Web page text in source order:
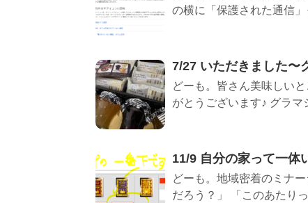
の横に「保護された通信
7/27 いただきました〜
どーも。皆さん美味しい
がとうございます♪ グラマ
11/9 自分の家って一体
どーも。地域密着のミナ
だろう？」 「このあたり